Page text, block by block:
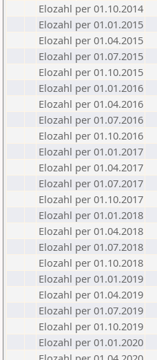
Elozahl per 01.10.2014
Elozahl per 01.01.2015
Elozahl per 01.04.2015
Elozahl per 01.07.2015
Elozahl per 01.10.2015
Elozahl per 01.01.2016
Elozahl per 01.04.2016
Elozahl per 01.07.2016
Elozahl per 01.10.2016
Elozahl per 01.01.2017
Elozahl per 01.04.2017
Elozahl per 01.07.2017
Elozahl per 01.10.2017
Elozahl per 01.01.2018
Elozahl per 01.04.2018
Elozahl per 01.07.2018
Elozahl per 01.10.2018
Elozahl per 01.01.2019
Elozahl per 01.04.2019
Elozahl per 01.07.2019
Elozahl per 01.10.2019
Elozahl per 01.01.2020